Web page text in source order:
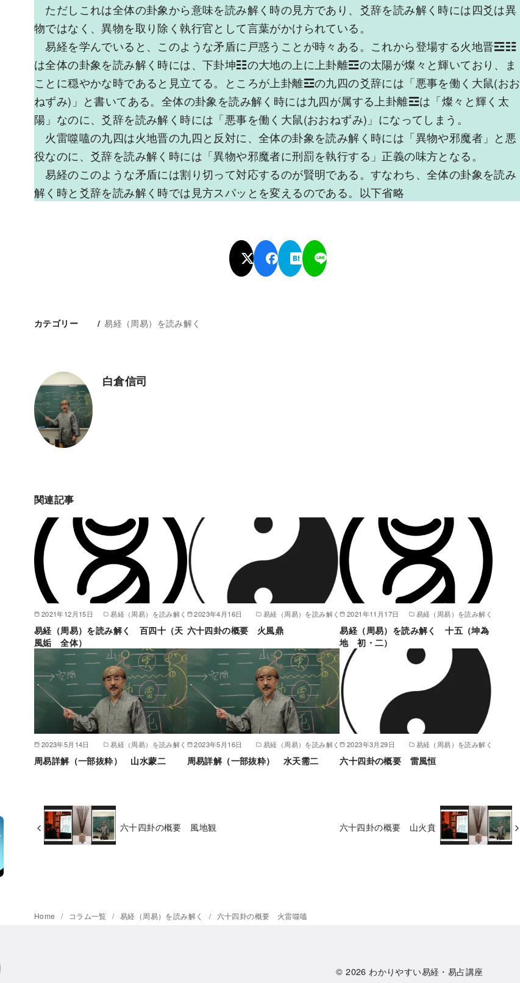
ただしこれは全体の卦象から意味を読み解く時の見方であり、爻辞を読み解く時には四爻は異
物ではなく、異物を取り除く執行官として言葉がかけられている。
易経を学んでいると、このような矛盾に戸惑うことが時々ある。これから登場する火地晋☲☷
は全体の卦象を読み解く時には、下卦坤☷の大地の上に上卦離☲の太陽が燦々と輝いており、ま
ことに穏やかな時であると見立てる。ところが上卦離☲の九四の爻辞には「悪事を働く大鼠(おお
ねずみ)」と書いてある。全体の卦象を読み解く時には九四が属する上卦離☲は「燦々と輝く太
陽」なのに、爻辞を読み解く時には「悪事を働く大鼠(おおねずみ)」になってしまう。
火雷噬嗑の九四は火地晋の九四と反対に、全体の卦象を読み解く時には「異物や邪魔者」と悪
役なのに、爻辞を読み解く時には「異物や邪魔者に刑罰を執行する」正義の味方となる。
易経のこのような矛盾には割り切って対応するのが賢明である。すなわち、全体の卦象を読み
解く時と爻辞を読み解く時では見方スパッとを変えるのである。以下省略
カテゴリー 易経（周易）を読み解く
白倉信司
関連記事
2021年12月15日 易経（周易）を読み解く
易経（周易）を読み解く 百四十（天
風姤 全体）
2023年4月16日 易経（周易）を読み解く
六十四卦の概要 火風鼎
2021年11月17日 易経（周易）を読み解く
易経（周易）を読み解く 十五（坤為
地 初・二）
2023年5月14日 易経（周易）を読み解く
周易詳解（一部抜粋） 山水蒙二
2023年5月16日 易経（周易）を読み解く
周易詳解（一部抜粋） 水天需二
2023年3月29日 易経（周易）を読み解く
六十四卦の概要 雷風恒
六十四卦の概要 風地観 六十四卦の概要 山火賁
Home コラム一覧 易経（周易）を読み解く 六十四卦の概要 火雷噬嗑
© 2026 わかりやすい易経・易占講座